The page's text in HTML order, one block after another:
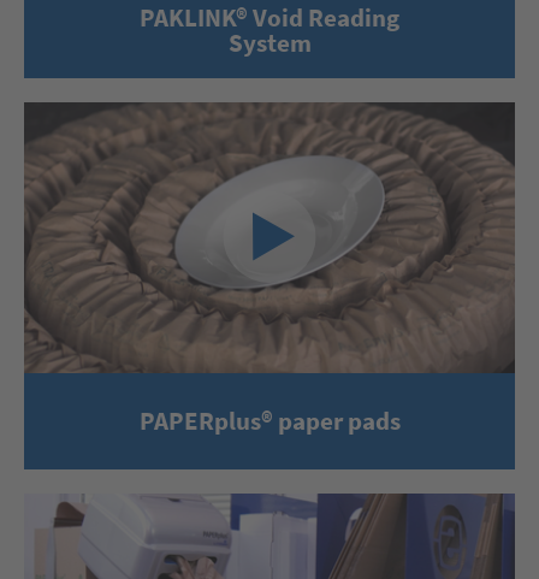
PAKLINK® Void Reading
System
PAPERplus® paper pads